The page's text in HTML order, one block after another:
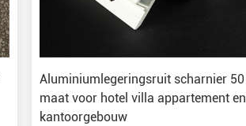
Aluminiumlegeringsruit scharnier 50
maat voor hotel villa appartement en
kantoorgebouw